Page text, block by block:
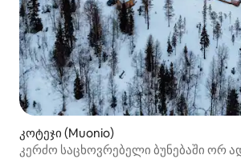
კოტეჯი (Muonio)
კერძო საცხოვრებელი ბუნებაში ორ